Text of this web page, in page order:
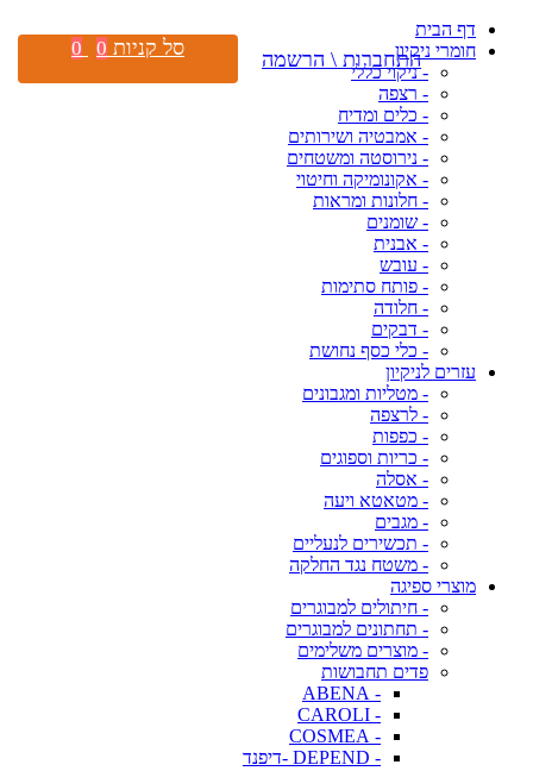
דף הבית
חומרי ניקיון
- ניקוי כללי
- רצפה
- כלים ומדיח
- אמבטיה ושירותים
- נירוסטה ומשטחים
- אקונומיקה וחיטוי
- חלונות ומראות
- שומנים
- אבנית
- עובש
- פותח סתימות
- חלודה
- דבקים
- כלי כסף נחושת
עזרים לניקיון
- מטליות ומגבונים
- לרצפה
- כפפות
- כריות וספוגים
- אסלה
- מטאטא ויעה
- מגבים
- תכשירים לנעליים
- משטח נגד החלקה
מוצרי ספיגה
- חיתולים למבוגרים
- תחתונים למבוגרים
- מוצרים משלימים
פדים תחבושות
- ABENA
- CAROLI
- COSMEA
- DEPEND -דיפנד
התחברות \ הרשמה סל קניות 0
0